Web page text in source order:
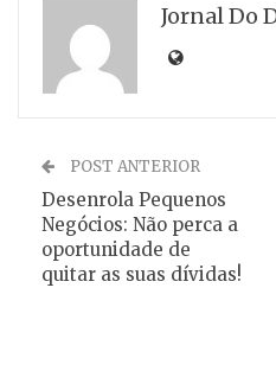
Jornal Do
POST ANTERIOR
Desenrola Pequenos
Negócios: Não perca a
oportunidade de
quitar as suas dívidas!